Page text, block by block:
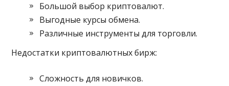
Большой выбор криптовалют.
Выгодные курсы обмена.
Различные инструменты для торговли.
Недостатки криптовалютных бирж:
Сложность для новичков.